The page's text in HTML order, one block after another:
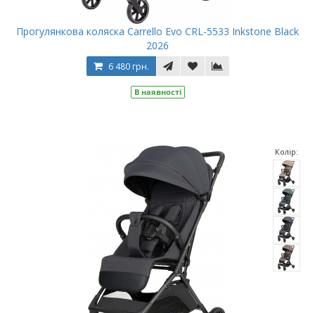
Прогулянкова коляска Carrello Evo CRL-5533 Inkstone Black
2026
6 480 грн.
В наявності
Колір: